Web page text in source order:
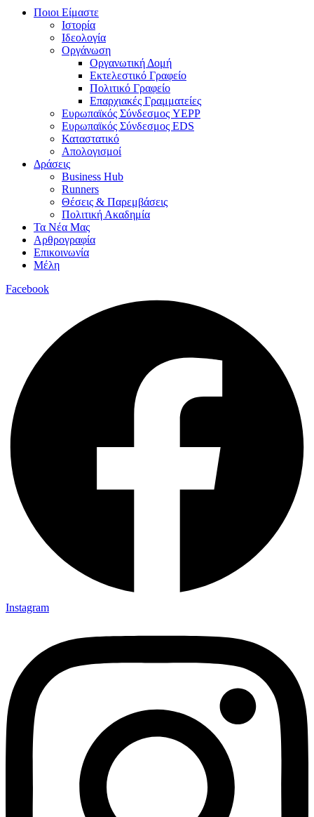
Ποιοι Είμαστε
Ιστορία
Ιδεολογία
Οργάνωση
Οργανωτική Δομή
Εκτελεστικό Γραφείο
Πολιτικό Γραφείο
Επαρχιακές Γραμματείες
Ευρωπαϊκός Σύνδεσμος YEPP
Ευρωπαϊκός Σύνδεσμος EDS
Καταστατικό
Απολογισμοί
Δράσεις
Business Hub
Runners
Θέσεις & Παρεμβάσεις
Πολιτική Ακαδημία
Τα Νέα Μας
Αρθρογραφία
Επικοινωνία
Μέλη
Facebook
Instagram